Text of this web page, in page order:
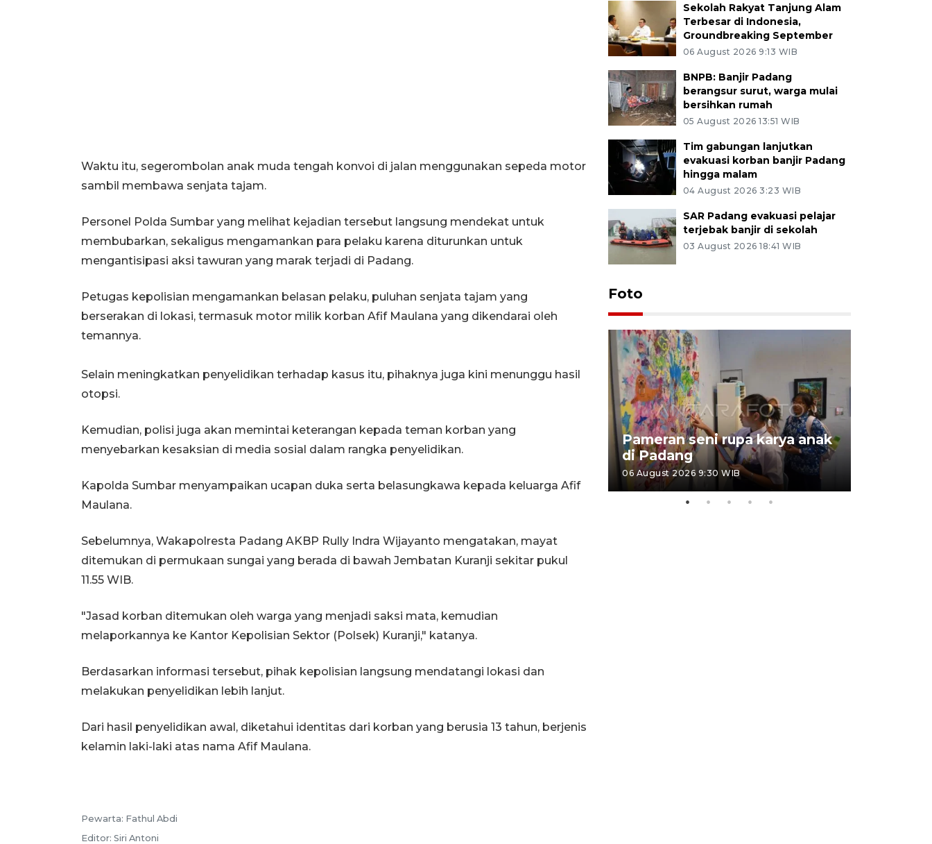
Waktu itu, segerombolan anak muda tengah konvoi di jalan menggunakan sepeda motor
sambil membawa senjata tajam.
Personel Polda Sumbar yang melihat kejadian tersebut langsung mendekat untuk
membubarkan, sekaligus mengamankan para pelaku karena diturunkan untuk
mengantisipasi aksi tawuran yang marak terjadi di Padang.
Petugas kepolisian mengamankan belasan pelaku, puluhan senjata tajam yang
berserakan di lokasi, termasuk motor milik korban Afif Maulana yang dikendarai oleh
temannya.
Selain meningkatkan penyelidikan terhadap kasus itu, pihaknya juga kini menunggu hasil
otopsi.
Kemudian, polisi juga akan memintai keterangan kepada teman korban yang
menyebarkan kesaksian di media sosial dalam rangka penyelidikan.
Kapolda Sumbar menyampaikan ucapan duka serta belasungkawa kepada keluarga Afif
Maulana.
Sebelumnya, Wakapolresta Padang AKBP Rully Indra Wijayanto mengatakan, mayat
ditemukan di permukaan sungai yang berada di bawah Jembatan Kuranji sekitar pukul
11.55 WIB.
"Jasad korban ditemukan oleh warga yang menjadi saksi mata, kemudian
melaporkannya ke Kantor Kepolisian Sektor (Polsek) Kuranji," katanya.
Berdasarkan informasi tersebut, pihak kepolisian langsung mendatangi lokasi dan
melakukan penyelidikan lebih lanjut.
Dari hasil penyelidikan awal, diketahui identitas dari korban yang berusia 13 tahun, berjenis
kelamin laki-laki atas nama Afif Maulana.
Pewarta: Fathul Abdi
Editor: Siri Antoni
Sekolah Rakyat Tanjung Alam
Terbesar di Indonesia,
Groundbreaking September
06 August 2026 9:13 WIB
BNPB: Banjir Padang
berangsur surut, warga mulai
bersihkan rumah
05 August 2026 13:51 WIB
Tim gabungan lanjutkan
evakuasi korban banjir Padang
hingga malam
04 August 2026 3:23 WIB
SAR Padang evakuasi pelajar
terjebak banjir di sekolah
03 August 2026 18:41 WIB
Foto
Penyelesaian pembentukan
Kopdes Merah Putih di
Sumbar
Pameran seni rupa karya anak
di Padang
06 August 2026 9:30 WIB